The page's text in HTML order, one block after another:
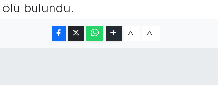
ölü bulundu.
A- A+